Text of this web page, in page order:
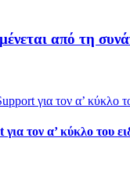
από τη
τον α’ κύκλο του